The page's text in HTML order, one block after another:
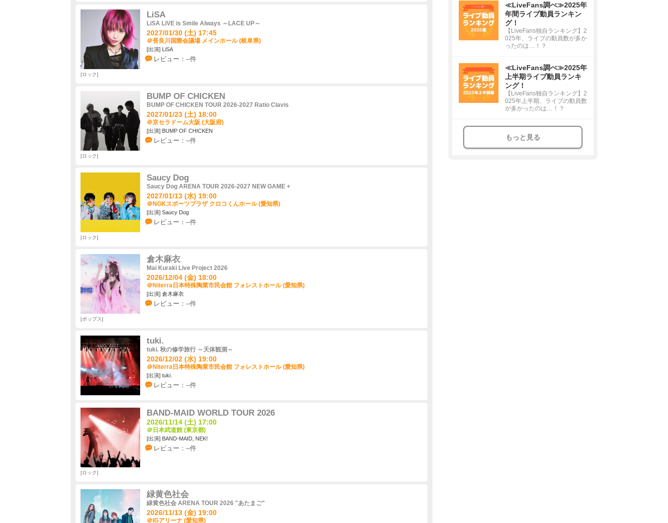
LiSA
LiSA LiVE is Smile Always ～LACE UP～
2027/01/30 (土) 17:45
＠長良川国際会議場 メインホール (岐阜県)
[出演] LiSA
レビュー：--件
ロック
BUMP OF CHICKEN
BUMP OF CHICKEN TOUR 2026-2027 Ratio Clavis
2027/01/23 (土) 18:00
＠京セラドーム大阪 (大阪府)
[出演] BUMP OF CHICKEN
レビュー：--件
ロック
Saucy Dog
Saucy Dog ARENA TOUR 2026-2027 NEW GAME +
2027/01/13 (水) 19:00
＠NGKスポーツプラザ クロコくんホール (愛知県)
[出演] Saucy Dog
レビュー：--件
ロック
倉木麻衣
Mai Kuraki Live Project 2026
2026/12/04 (金) 18:00
＠Niterra日本特殊陶業市民会館 フォレストホール (愛知県)
[出演] 倉木麻衣
レビュー：--件
ポップス
tuki.
tuki. 秋の修学旅行 ～天体観測～
2026/12/02 (水) 19:00
＠Niterra日本特殊陶業市民会館 フォレストホール (愛知県)
[出演] tuki.
レビュー：--件
BAND-MAID WORLD TOUR 2026
2026/11/14 (土) 17:00
＠日本武道館 (東京都)
[出演] BAND-MAID, NEK!
レビュー：--件
ロック
緑黄色社会
緑黄色社会 ARENA TOUR 2026 "あたまご"
2026/11/13 (金) 19:00
＠IGアリーナ (愛知県)
≪LiveFans調べ≫2025年
年間ライブ動員ランキン
グ！
【LiveFans独自ランキング】2
025年、ライブの動員数が多か
ったのは…！？
≪LiveFans調べ≫2025年
上半期ライブ動員ランキ
ング！
【LiveFans独自ランキング】2
025年上半期、ライブの動員数
が多かったのは…！？
もっと見る